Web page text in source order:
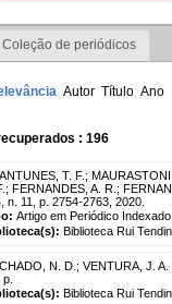
Coleção de periódicos
Autor Título Ano
: 196
T. F. ;
; FERNANDES, A. R. ;
n. 11, p. 2754-2763, 2020.
Artigo em Periódico Indexado
Biblioteca Rui
N. D. ; VENTURA, J. A.
Biblioteca Rui